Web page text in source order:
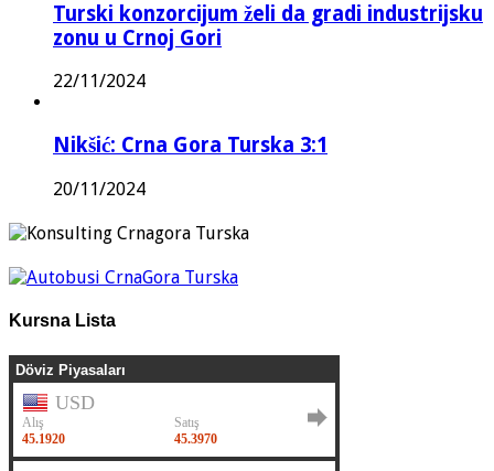
Turski konzorcijum želi da gradi industrijsku
zonu u Crnoj Gori
22/11/2024
Nikšić: Crna Gora Turska 3:1
20/11/2024
Kursna Lista